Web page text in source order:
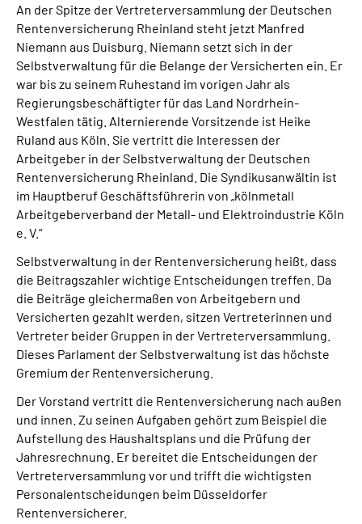
An der Spitze der Vertreterversammlung der Deutschen
Rentenversicherung Rheinland steht jetzt Manfred
Niemann aus Duisburg. Niemann setzt sich in der
Selbstverwaltung für die Belange der Versicherten ein. Er
war bis zu seinem Ruhestand im vorigen Jahr als
Regierungsbeschäftigter für das Land Nordrhein-
Westfalen tätig. Alternierende Vorsitzende ist Heike
Ruland aus Köln. Sie vertritt die Interessen der
Arbeitgeber in der Selbstverwaltung der Deutschen
Rentenversicherung Rheinland. Die Syndikusanwältin ist
im Hauptberuf Geschäftsführerin von „kölnmetall
Arbeitgeberverband der Metall- und Elektroindustrie Köln
e. V.“
Selbstverwaltung in der Rentenversicherung heißt, dass
die Beitragszahler wichtige Entscheidungen treffen. Da
die Beiträge gleichermaßen von Arbeitgebern und
Versicherten gezahlt werden, sitzen Vertreterinnen und
Vertreter beider Gruppen in der Vertreterversammlung.
Dieses Parlament der Selbstverwaltung ist das höchste
Gremium der Rentenversicherung.
Der Vorstand vertritt die Rentenversicherung nach außen
und innen. Zu seinen Aufgaben gehört zum Beispiel die
Aufstellung des Haushaltsplans und die Prüfung der
Jahresrechnung. Er bereitet die Entscheidungen der
Vertreterversammlung vor und trifft die wichtigsten
Personalentscheidungen beim Düsseldorfer
Rentenversicherer.